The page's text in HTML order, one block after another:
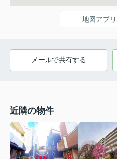
地図アプ
メールで共有する
近隣の物件